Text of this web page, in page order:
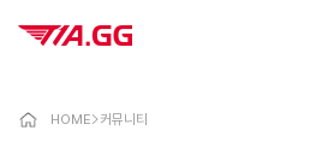
HOME>커뮤니티